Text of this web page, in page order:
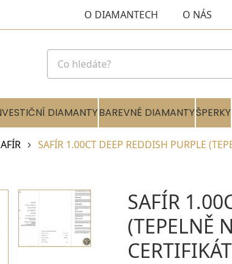
O DIAMANTECH O NÁS
DIAMANTYBAREVNÉ DIAMANTYŠPERKY
SAFÍR 1.00CT DEEP REDDISH PURPLE
SAFÍR
(TEPELNĚ